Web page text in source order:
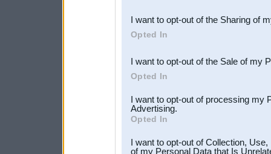
Downstream Participants
third parties.
I want to opt-out of the Sharing of
Opted In
I want to opt-out of the Sale of my
Opted In
I want to opt-out of processing my
Advertising.
Opted In
I want to opt-out of Collection,
of my Personal Data that Is